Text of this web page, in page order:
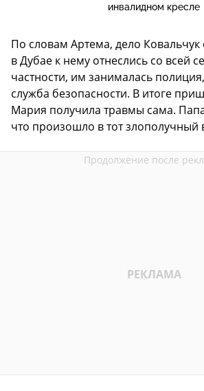
инвалидном кресле
По словам Артема, дело
в Дубае к нему отнеслись со всей
частности, им занималась
служба безопасности. В итоге
Мария получила травмы сама.
что произошло в тот злополучный